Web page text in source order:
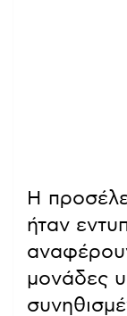
Η
ήταν
μονάδες